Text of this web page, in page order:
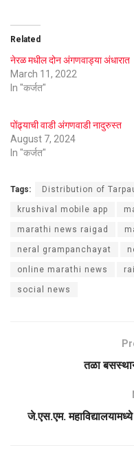
Related
नेरळ मधील दोन अंगणवाड्या अंधारात
March 11, 2022
In "कर्जत"
पोंढ्याची वाडी अंगणवाडी नादुरुस्त
August 7, 2024
In "कर्जत"
Tags: Distribution of
krushival mobile app
marathi news raigad
neral grampanchayat
online marathi news
social news
तळा
जे.एस.एम.